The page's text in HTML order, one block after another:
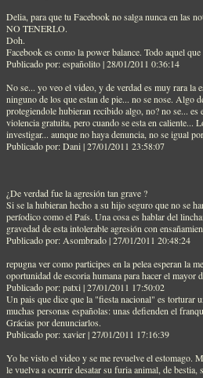
Delia, para que tu Facebook no salga nunca en las
NO TENERLO.
Doh.
Facebook es como la power balance. Todo aquel
Publicado por: españolito | 28/01/2011 0:36:14
No se... yo veo el video, y de verdad es muy rara la
ninguno de los que estan de pie... no se nose. Algo
protegiendole hubieran recibido algo, no? no se...
violencia gratuita, pero cuando se esta en caliente...
investigar... aunque no haya denuncia, no se igual
Publicado por: Dani | 27/01/2011 23:58:07
¿De verdad fue la agresión tan grave ?
Si se la hubieran hecho a su hijo seguro que no se
períodico como el País. Una cosa es hablar del
gravedad de esta intolerable agresión con
Publicado por: Asombrado | 27/01/2011 20:48:24
repugna ver como participes en la pelea esperan la
oportunidad de escoria humana para hacer el mayor
Publicado por: patxi | 27/01/2011 17:50:02
Un pais que dice que la "fiesta nacional" es torturar
muchas personas españolas: unas defienden el
Grácias por denunciarlos.
Publicado por: xavier | 27/01/2011 17:16:39
Yo he visto el video y se me revuelve el estomago.
le vuelva a ocurrir desatar su furia animal, de